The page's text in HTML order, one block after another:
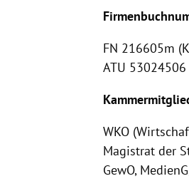
FN 216605m
ATU 53024506
WKO
Magistrat der
GewO,